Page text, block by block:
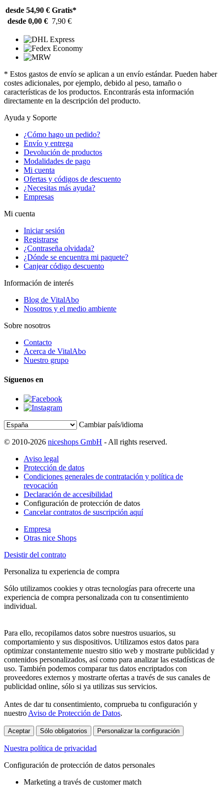
desde 54,90 € Gratis*
desde 0,00 € 7,90 €
* Estos gastos de envío se aplican a un envío estándar. Pueden haber
costes adicionales, por ejemplo, debido al peso, tamaño o
características de los productos. Encontrarás esta información
directamente en la descripción del producto.
Ayuda y Soporte
¿Cómo hago un pedido?
Envío y entrega
Devolución de productos
Modalidades de pago
Mi cuenta
Ofertas y códigos de descuento
¿Necesitas más ayuda?
Empresas
Mi cuenta
Iniciar sesión
Registrarse
¿Contraseña olvidada?
¿Dónde se encuentra mi paquete?
Canjear código descuento
Información de interés
Blog de VitalAbo
Nosotros y el medio ambiente
Sobre nosotros
Contacto
Acerca de VitalAbo
Nuestro grupo
Síguenos en
Cambiar país/idioma
© 2010-2026 niceshops GmbH - All rights reserved.
Aviso legal
Protección de datos
Condiciones generales de contratación y política de
revocación
Declaración de accesibilidad
Configuración de protección de datos
Cancelar contratos de suscripción aquí
Empresa
Otras nice Shops
Desistir del contrato
Personaliza tu experiencia de compra
Sólo utilizamos cookies y otras tecnologías para ofrecerte una
experiencia de compra personalizada con tu consentimiento
individual.
Para ello, recopilamos datos sobre nuestros usuarios, su
comportamiento y sus dispositivos. Utilizamos estos datos para
optimizar constantemente nuestro sitio web y mostrarte publicidad y
contenidos personalizados, así como para analizar las estadísticas de
uso. También podemos comparar tus datos encriptados con
proveedores externos y mostrarte ofertas a través de sus canales de
publicidad online, sólo si ya utilizas sus servicios.
Antes de dar tu consentimiento, comprueba tu configuración y
nuestro Aviso de Protección de Datos.
Aceptar Sólo obligatorios Personalizar la configuración
Nuestra política de privacidad
Configuración de protección de datos personales
Marketing a través de customer match